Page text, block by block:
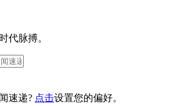
代脉搏。
速递? 点击设置您的偏好。